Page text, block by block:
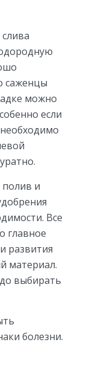
саженцы
можно
если
и
Все
главное
развития
материал.
выбирать
болезни.